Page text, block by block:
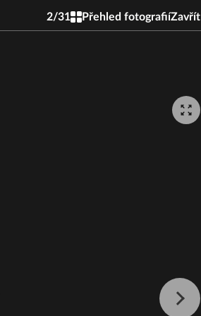
2/31 Přehled fotografiíZavřít